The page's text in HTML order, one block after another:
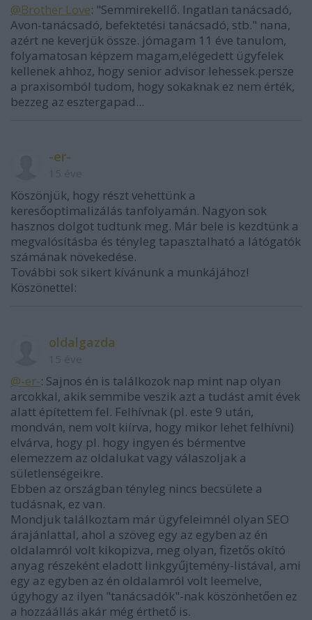
@Brother Love: "Semmirekellő. Ingatlan tanácsadó,
Avon-tanácsadó, befektetési tanácsadó, stb." nana,
azért ne keverjük össze. jómagam 11 éve tanulom,
folyamatosan képzem magam,elégedett ügyfelek
kellenek ahhoz, hogy senior advisor lehessek.persze
a praxisomból tudom, hogy sokaknak ez nem érték,
bezzeg az esztergapad...
-er-
Köszönjük, hogy részt vehettünk a
keresőoptimalizálás tanfolyamán. Nagyon sok
hasznos dolgot tudtunk meg. Már bele is kezdtünk a
megvalósításba és tényleg tapasztalható a látógatók
számának növekedése.
További sok sikert kívánunk a munkájához!
Köszönettel:
oldalgazda
@-er-: Sajnos én is találkozok nap mint nap olyan
arcokkal, akik semmibe veszik azt a tudást amit évek
alatt építettem fel. Felhívnak (pl. este 9 után,
mondván, nem volt kiírva, hogy mikor lehet felhívni)
elvárva, hogy pl. hogy ingyen és bérmentve
elemezzem az oldalukat vagy válaszoljak a
sületlenségeikre.
Ebben az országban tényleg nincs becsülete a
tudásnak, ez van.
Mondjuk találkoztam már ügyfeleimnél olyan SEO
árajánlattal, ahol a szöveg egy az egyben az én
oldalamról volt kikopizva, meg olyan, fizetős okító
anyag részeként eladott linkgyűjtemény-listával, ami
egy az egyben az én oldalamról volt leemelve,
úgyhogy az ilyen "tanácsadók"-nak köszönhetően ez
a hozzáállás akár még érthető is.